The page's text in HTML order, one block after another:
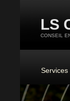
LS
CONSEIL
Services